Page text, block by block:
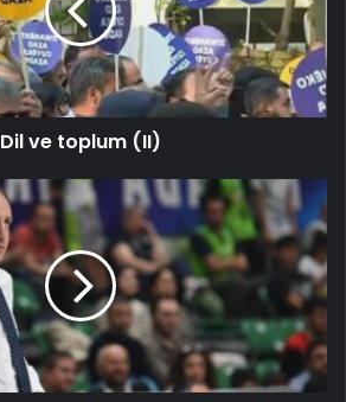
Dil ve toplum (II)